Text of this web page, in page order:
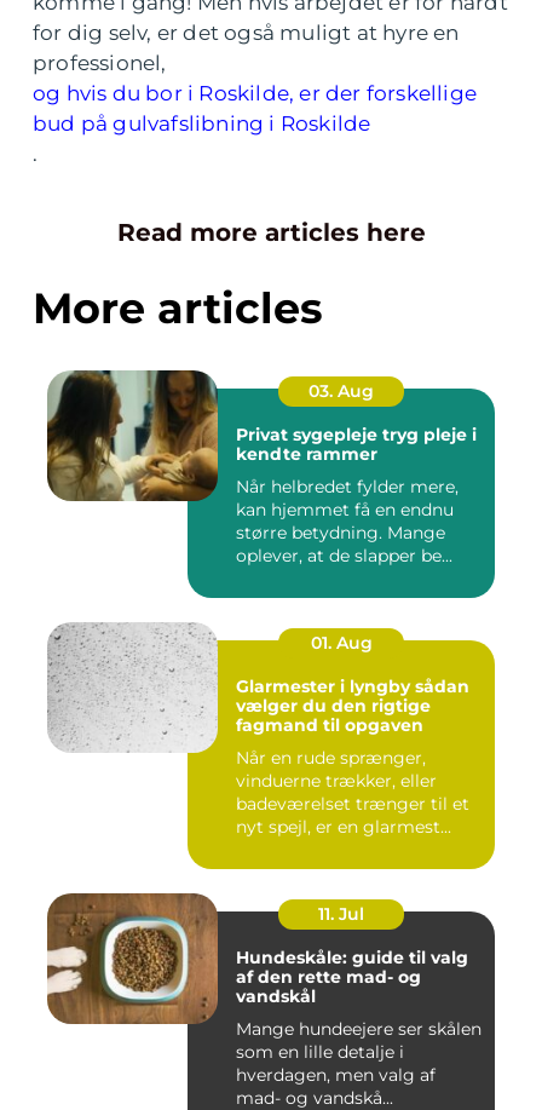
for dig selv, er det også muligt at hyre en
professionel,
og hvis du bor i Roskilde, er der forskellige
bud på gulvafslibning i Roskilde
.
Read more articles here
More articles
03. Aug
Privat sygepleje tryg pleje i
kendte rammer
Når helbredet fylder mere,
kan hjemmet få en endnu
større betydning. Mange
oplever, at de slapper be...
01. Aug
Glarmester i lyngby sådan
vælger du den rigtige
fagmand til opgaven
Når en rude sprænger,
vinduerne trækker, eller
badeværelset trænger til et
nyt spejl, er en glarmest...
11. Jul
Hundeskåle: guide til valg
af den rette mad- og
vandskål
Mange hundeejere ser skålen
som en lille detalje i
hverdagen, men valg af
mad- og vandskå...